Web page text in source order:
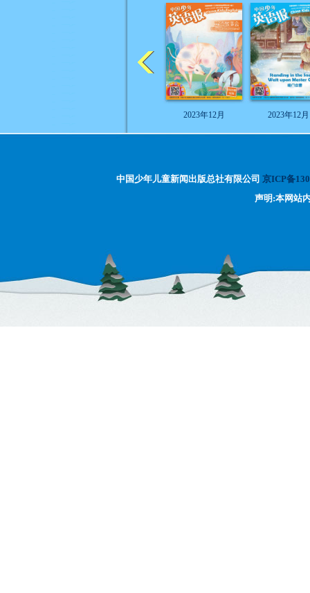
2023年12月 2023年12月
中国少年儿童新闻出版总社有限公司 京ICP备
声明:本网站